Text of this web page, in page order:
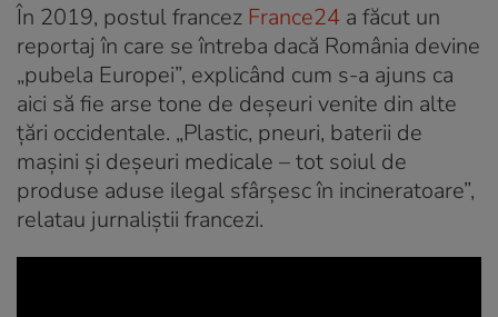
În 2019, postul francez France24 a făcut un
reportaj în care se întreba dacă România devine
„pubela Europei”, explicând cum s-a ajuns ca
aici să fie arse tone de deșeuri venite din alte
țări occidentale. „Plastic, pneuri, baterii de
mașini și deșeuri medicale – tot soiul de
produse aduse ilegal sfârșesc în incineratoare”,
relatau jurnaliștii francezi.